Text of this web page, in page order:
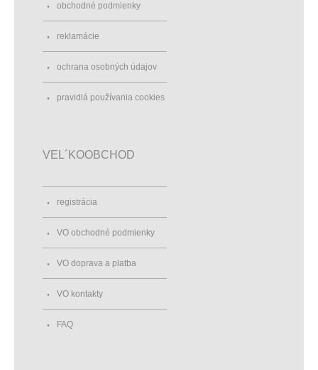
obchodné podmienky
reklamácie
ochrana osobných údajov
pravidlá používania cookies
VEL´KOOBCHOD
registrácia
VO obchodné podmienky
VO doprava a platba
VO kontakty
FAQ